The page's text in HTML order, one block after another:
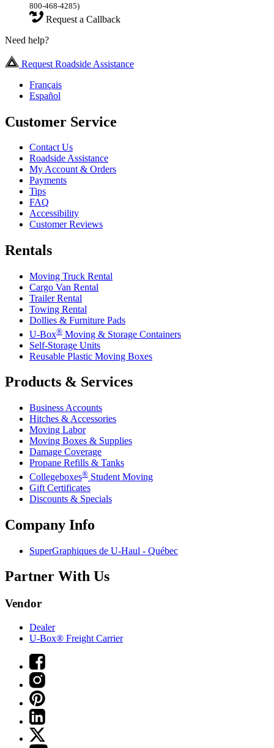
800-468-4285)
Request a Callback
Need help?
Request Roadside Assistance
Français
Español
Customer Service
Contact Us
Roadside Assistance
My Account & Orders
Payments
Tips
FAQ
Accessibility
Customer Reviews
Rentals
Moving Truck Rental
Cargo Van Rental
Trailer Rental
Towing Rental
Dollies & Furniture Pads
U-Box® Moving & Storage Containers
Self-Storage Units
Reusable Plastic Moving Boxes
Products & Services
Business Accounts
Hitches & Accessories
Moving Labor
Moving Boxes & Supplies
Damage Coverage
Propane Refills & Tanks
Collegeboxes® Student Moving
Gift Certificates
Discounts & Specials
Company Info
SuperGraphiques de U-Haul - Québec
Partner With Us
Vendor
Dealer
U-Box® Freight Carrier